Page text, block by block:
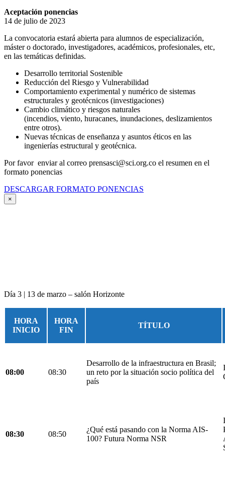
Aceptación ponencias
14 de julio de 2023
La convocatoria estará abierta para alumnos de especialización,
máster o doctorado, investigadores, académicos, profesionales, etc,
en las temáticas definidas.
Desarrollo territorial Sostenible
Reducción del Riesgo y Vulnerabilidad
Comportamiento experimental y numérico de sistemas
estructurales y geotécnicos (investigaciones)
Cambio climático y riesgos naturales
(incendios, viento, huracanes, inundaciones, deslizamientos
entre otros).
Nuevas técnicas de enseñanza y asuntos éticos en las
ingenierías estructural y geotécnica.
Por favor enviar al correo prensasci@sci.org.co el resumen en el
formato ponencias
DESCARGAR FORMATO PONENCIAS
×
Día 3 | 13 de marzo – salón Horizonte
HORA
INICIO
HORA
FIN
TÍTULO
08:00 08:30
Desarrollo de la infraestructura en Brasil;
un reto por la situación socio política del
país
08:30 08:50
¿Qué está pasando con la Norma AIS-
100? Futura Norma NSR